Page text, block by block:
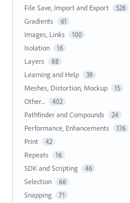
File Save, Import and Export 528
Gradients 61
Images, Links 100
Isolation 16
Layers 88
Learning and Help 39
Meshes, Distortion, Mockup 15
Other... 402
Pathfinder and Compounds 24
Performance, Enhancements 176
Print 42
Repeats 16
SDK and Scripting 46
Selection 66
Snapping 71